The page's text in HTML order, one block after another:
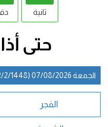
ثانية
حتى
الجمعة 07/08/2026 (22/2/1448هـ)
الفجر